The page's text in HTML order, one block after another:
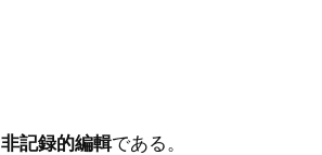
非記録的編輯である。